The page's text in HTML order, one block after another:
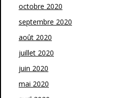
octobre 2020
septembre 2020
août 2020
juillet 2020
juin 2020
mai 2020